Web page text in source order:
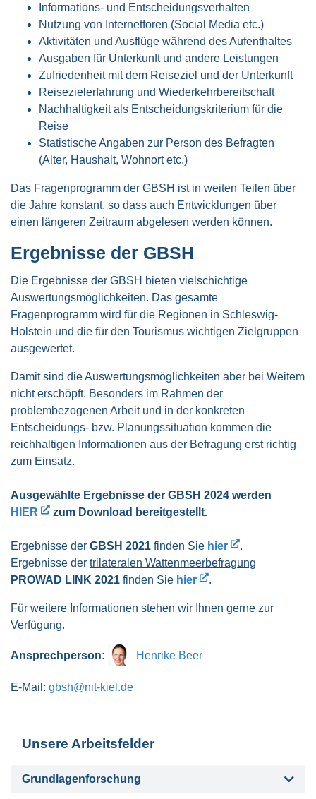
Informations- und Entscheidungsverhalten
Nutzung von Internetforen (Social Media etc.)
Aktivitäten und Ausflüge während des Aufenthaltes
Ausgaben für Unterkunft und andere Leistungen
Zufriedenheit mit dem Reiseziel und der Unterkunft
Reisezielerfahrung und Wiederkehrbereitschaft
Nachhaltigkeit als Entscheidungskriterium für die
Reise
Statistische Angaben zur Person des Befragten
(Alter, Haushalt, Wohnort etc.)
Das Fragenprogramm der GBSH ist in weiten Teilen über
die Jahre konstant, so dass auch Entwicklungen über
einen längeren Zeitraum abgelesen werden können.
Ergebnisse der GBSH
Die Ergebnisse der GBSH bieten vielschichtige
Auswertungsmöglichkeiten. Das gesamte
Fragenprogramm wird für die Regionen in Schleswig-
Holstein und die für den Tourismus wichtigen Zielgruppen
ausgewertet.
Damit sind die Auswertungsmöglichkeiten aber bei Weitem
nicht erschöpft. Besonders im Rahmen der
problembezogenen Arbeit und in der konkreten
Entscheidungs- bzw. Planungssituation kommen die
reichhaltigen Informationen aus der Befragung erst richtig
zum Einsatz.
Ausgewählte Ergebnisse der GBSH 2024 werden
HIER
zum Download bereitgestellt.
Ergebnisse der GBSH 2021 finden Sie hier
.
Ergebnisse der trilateralen Wattenmeerbefragung
PROWAD LINK 2021 finden Sie hier .
Für weitere Informationen stehen wir Ihnen gerne zur
Verfügung.
Ansprechperson: Henrike Beer
E-Mail: gbsh@nit-kiel.de
Unsere Arbeitsfelder
Grundlagenforschung